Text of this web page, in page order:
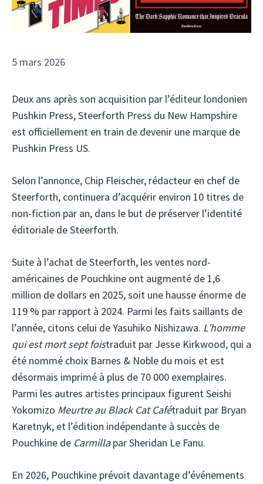
5 mars 2026
Deux ans après son acquisition par l’éditeur londonien
Pushkin Press, Steerforth Press du New Hampshire
est officiellement en train de devenir une marque de
Pushkin Press US.
Selon l’annonce, Chip Fleischer, rédacteur en chef de
Steerforth, continuera d’acquérir environ 10 titres de
non-fiction par an, dans le but de préserver l’identité
éditoriale de Steerforth.
Suite à l’achat de Steerforth, les ventes nord-
américaines de Pouchkine ont augmenté de 1,6
million de dollars en 2025, soit une hausse énorme de
119 % par rapport à 2024. Parmi les faits saillants de
l’année, citons celui de Yasuhiko Nishizawa. L’homme
qui est mort sept foistraduit par Jesse Kirkwood, qui a
été nommé choix Barnes & Noble du mois et est
désormais imprimé à plus de 70 000 exemplaires.
Parmi les autres artistes principaux figurent Seishi
Yokomizo Meurtre au Black Cat Cafétraduit par Bryan
Karetnyk, et l’édition indépendante à succès de
Pouchkine de Carmillapar Sheridan Le Fanu.
En 2026, Pouchkine prévoit davantage d’événements